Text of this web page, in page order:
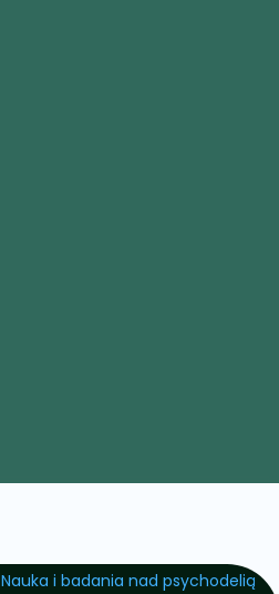
Nauka i badania nad psychodelią